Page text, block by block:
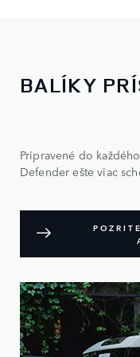
BALÍKY
Pripravené do
Defender ešte viac